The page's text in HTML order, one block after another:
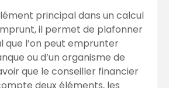
principal dans un calcul
il permet de plafonner
l’on peut emprunter
ou d’un organisme de
que le conseiller financier
deux éléments, les